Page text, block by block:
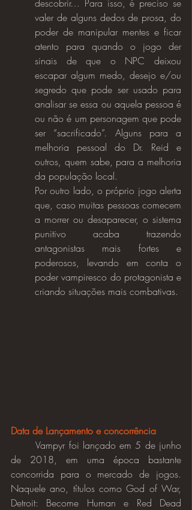
descobrir… Para isso, é preciso se
valer de alguns dedos de prosa, do
poder de manipular mentes e ficar
atento para quando o jogo der
sinais de que o NPC deixou
escapar algum medo, desejo e/ou
segredo que pode ser usado para
analisar se essa ou aquela pessoa é
ou não é um personagem que pode
ser “sacrificado”. Alguns para a
melhoria pessoal do Dr. Reid e
outros, quem sabe, para a melhoria
da população local.
Por outro lado, o próprio jogo alerta
que, caso muitas pessoas comecem
a morrer ou desaparecer, o sistema
punitivo acaba trazendo
antagonistas mais fortes e
poderosos, levando em conta o
poder vampiresco do protagonista e
criando situações mais combativas.
Data de Lançamento e concorrência
	Vampyr foi lançado em 5 de junho
de 2018, em uma época bastante
concorrida para o mercado de jogos.
Naquele ano, títulos como God of War,
Detroit: Become Human e Red Dead